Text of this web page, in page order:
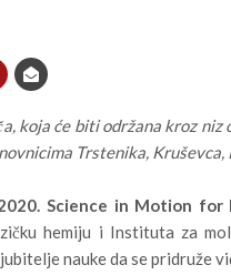
koja će biti održana kroz
Trstenika,
Science in Motion for
hemiju i Instituta za
nauke da se pridruže